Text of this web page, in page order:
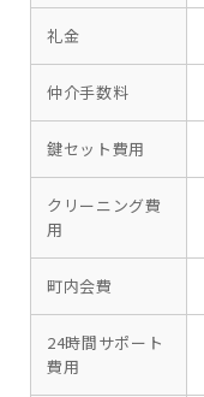
礼金
仲介手数料
鍵セット費用
クリーニング費
用
町内会費
24時間サポート
費用